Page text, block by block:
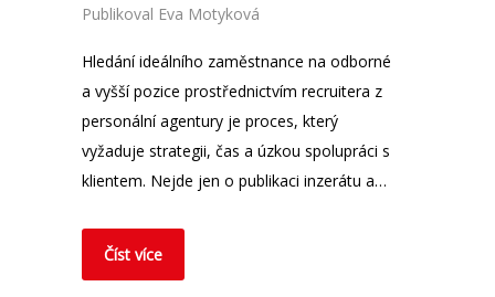
Publikoval Eva Motyková
Hledání ideálního zaměstnance na odborné
a vyšší pozice prostřednictvím recruitera z
personální agentury je proces, který
vyžaduje strategii, čas a úzkou spolupráci s
klientem. Nejde jen o publikaci inzerátu a…
Číst více